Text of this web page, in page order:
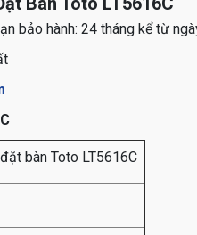
bảo hành: 24 tháng kể từ
bàn Toto LT5616C